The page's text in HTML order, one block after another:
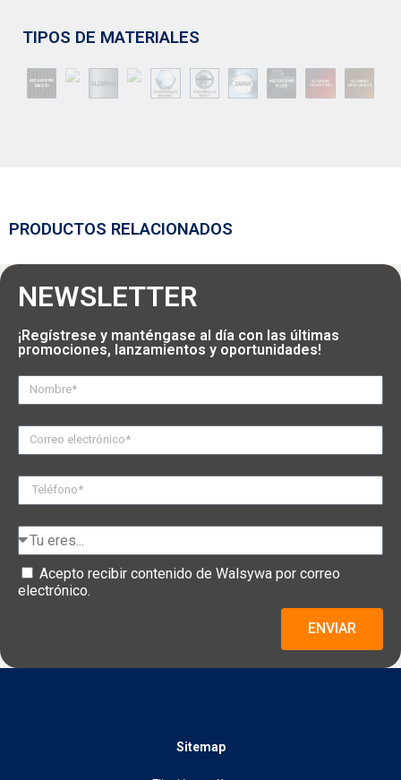
TIPOS DE MATERIALES
PRODUCTOS RELACIONADOS
NEWSLETTER
¡Regístrese y manténgase al día con las últimas
promociones, lanzamientos y oportunidades!
Acepto recibir contenido de Walsywa por correo
electrónico.
ENVIAR
Sitemap